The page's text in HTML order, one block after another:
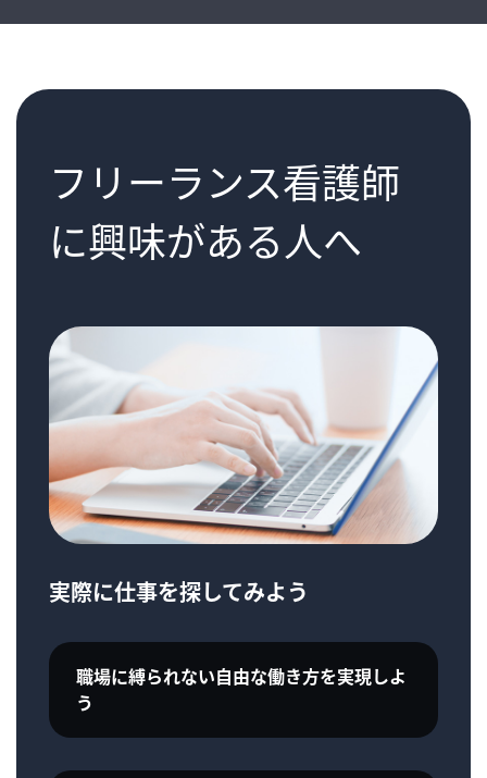
フリーランス看護師
に興味がある人へ
実際に仕事を探してみよう
職場に縛られない自由な働き方を実現しよ
う